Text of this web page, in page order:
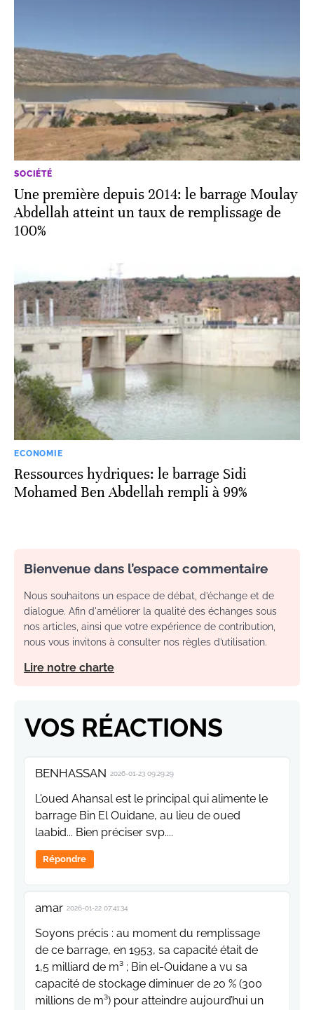
SOCIÉTÉ
Une première depuis 2014: le barrage Moulay
Abdellah atteint un taux de remplissage de
100%
ECONOMIE
Ressources hydriques: le barrage Sidi
Mohamed Ben Abdellah rempli à 99%
Bienvenue dans l’espace commentaire
Nous souhaitons un espace de débat, d’échange et de
dialogue. Afin d'améliorer la qualité des échanges sous
nos articles, ainsi que votre expérience de contribution,
nous vous invitons à consulter nos règles d’utilisation.
Lire notre charte
VOS RÉACTIONS
BENHASSAN 2026-01-23 09:29:29
L'oued Ahansal est le principal qui alimente le
barrage Bin El Ouidane, au lieu de oued
laabid... Bien préciser svp....
Répondre
amar 2026-01-22 07:41:34
Soyons précis : au moment du remplissage
de ce barrage, en 1953, sa capacité était de
1,5 milliard de m³ ; Bin el-Ouidane a vu sa
capacité de stockage diminuer de 20 % (300
millions de m³) pour atteindre aujourd’hui un